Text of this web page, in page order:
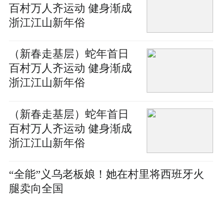
百村万人齐运动 健身渐成
浙江江山新年俗
（新春走基层）蛇年首日
百村万人齐运动 健身渐成
浙江江山新年俗
（新春走基层）蛇年首日
百村万人齐运动 健身渐成
浙江江山新年俗
“全能”义乌老板娘！她在村里将西班牙火
腿卖向全国